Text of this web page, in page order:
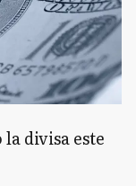
divisa este